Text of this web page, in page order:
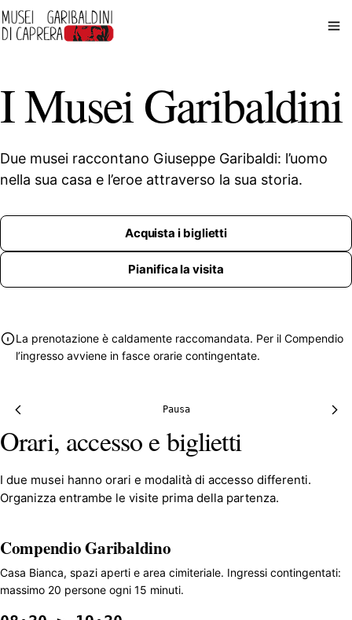
I Musei Garibaldini
Due musei raccontano Giuseppe Garibaldi: l’uomo
nella sua casa e l’eroe attraverso la sua storia.
Acquista i biglietti
Pianifica la visita
La prenotazione è caldamente raccomandata. Per il Compendio
l’ingresso avviene in fasce orarie contingentate.
Pausa
Orari, accesso e biglietti
I due musei hanno orari e modalità di accesso differenti.
Organizza entrambe le visite prima della partenza.
Compendio Garibaldino
Casa Bianca, spazi aperti e area cimiteriale. Ingressi contingentati:
massimo 20 persone ogni 15 minuti.